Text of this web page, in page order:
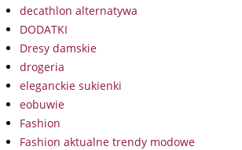
decathlon alternatywa
DODATKI
Dresy damskie
drogeria
eleganckie sukienki
eobuwie
Fashion
Fashion aktualne trendy modowe